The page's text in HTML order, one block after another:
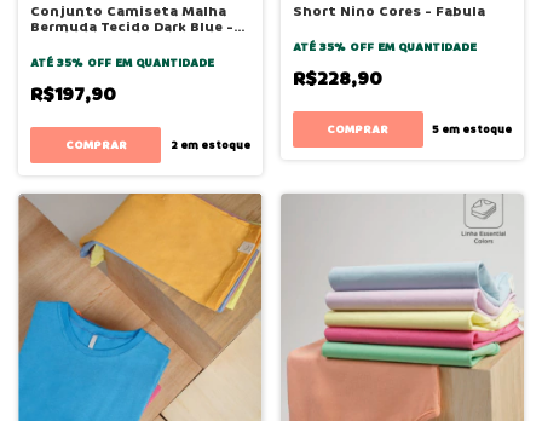
Conjunto Camiseta Malha
Bermuda Tecido Dark Blue -
ATÉ 35% OFF EM QUANTIDADE
R$197,90
COMPRAR 2em estoque
Short Nino Cores - Fabula
ATÉ 35% OFF EM QUANTIDADE
R$228,90
COMPRAR 5 em estoque